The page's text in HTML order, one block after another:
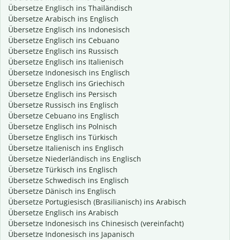
Übersetze Englisch ins Thailändisch
Übersetze Arabisch ins Englisch
Übersetze Englisch ins Indonesisch
Übersetze Englisch ins Cebuano
Übersetze Englisch ins Russisch
Übersetze Englisch ins Italienisch
Übersetze Indonesisch ins Englisch
Übersetze Englisch ins Griechisch
Übersetze Englisch ins Persisch
Übersetze Russisch ins Englisch
Übersetze Cebuano ins Englisch
Übersetze Englisch ins Polnisch
Übersetze Englisch ins Türkisch
Übersetze Italienisch ins Englisch
Übersetze Niederländisch ins Englisch
Übersetze Türkisch ins Englisch
Übersetze Schwedisch ins Englisch
Übersetze Dänisch ins Englisch
Übersetze Portugiesisch (Brasilianisch) ins Arabisch
Übersetze Englisch ins Arabisch
Übersetze Indonesisch ins Chinesisch (vereinfacht)
Übersetze Indonesisch ins Japanisch